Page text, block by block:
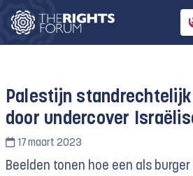
Palestijn
door undercover
17 maart 2023
Beelden tonen hoe een als